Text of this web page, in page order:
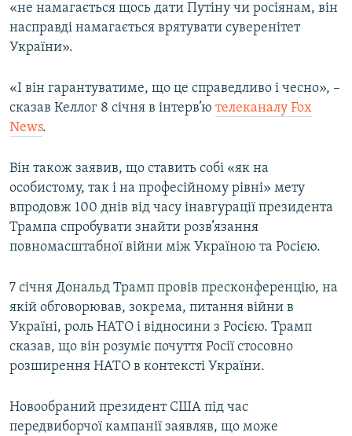
«не намагається щось дати Путіну чи росіянам, він
насправді намагається врятувати суверенітет
України».
«І він гарантуватиме, що це справедливо і чесно», –
сказав Келлог 8 січня в інтерв’ю телеканалу Fox
News.
Він також заявив, що ставить собі «як на
особистому, так і на професійному рівні» мету
впродовж 100 днів від часу інавгурації президента
Трампа спробувати знайти розв’язання
повномасштабної війни між Україною та Росією.
7 січня Дональд Трамп провів пресконференцію, на
якій обговорював, зокрема, питання війни в
Україні, роль НАТО і відносини з Росією. Трамп
сказав, що він розуміє почуття Росії стосовно
розширення НАТО в контексті України.
Новообраний президент США під час
передвиборчої кампанії заявляв, що може